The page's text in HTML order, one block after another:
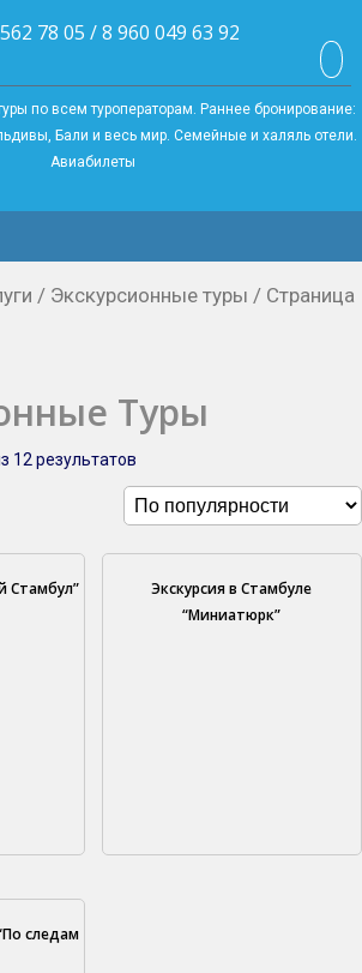
78 05 / 8 960 049 63 92
/ Экскурсионные туры / Страница
Туры
12 результатов
Стамбул”
Экскурсия в Стамбуле
“Миниатюрк”
следам